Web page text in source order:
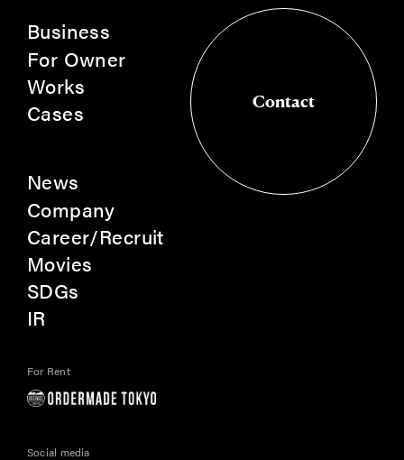
Business
For Owner
Works
Cases
News
Company
Career/Recruit
Movies
SDGs
IR
For Rent
Social media
Contact